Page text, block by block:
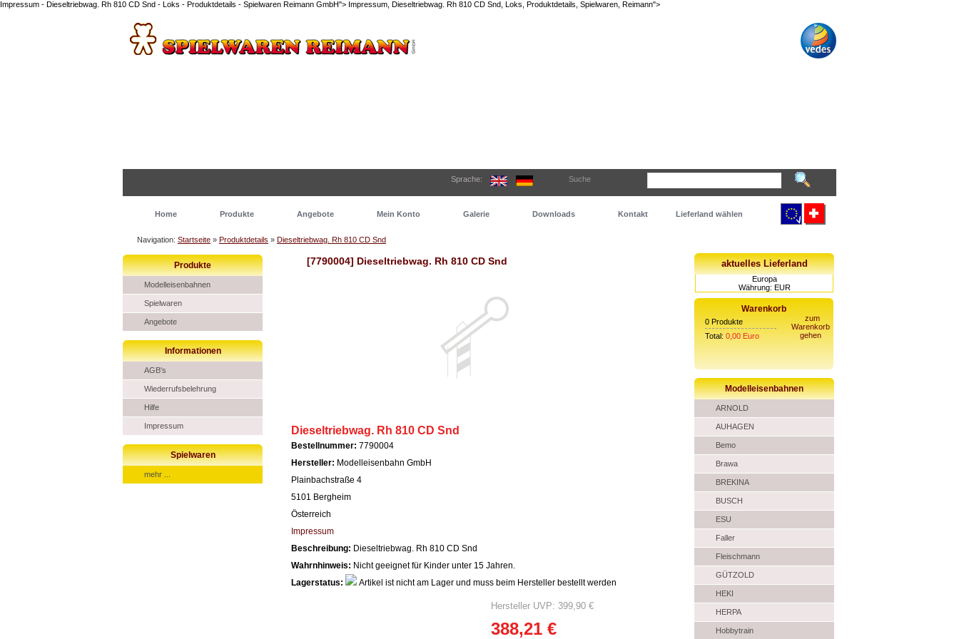
Impressum - Dieseltriebwag. Rh 810 CD Snd - Loks - Produktdetails - Spielwaren Reimann GmbH"> Impressum, Dieseltriebwag. Rh 810 CD Snd, Loks, Produktdetails, Spielwaren, Reimann">
Suche
Sprache:
Home Produkte Angebote Mein Konto Galerie Downloads Kontakt Lieferland wählen
Navigation: Startseite » Produktdetails » Dieseltriebwag. Rh 810 CD Snd
Produkte
Modelleisenbahnen
Spielwaren
Angebote
Informationen
AGB's
Wiederrufsbelehrung
Hilfe
Impressum
Spielwaren
mehr ...
[7790004] Dieseltriebwag. Rh 810 CD Snd
Dieseltriebwag. Rh 810 CD Snd
Bestellnummer: 7790004
Hersteller: Modelleisenbahn GmbH
Plainbachstraße 4
5101 Bergheim
Österreich
Impressum
Beschreibung: Dieseltriebwag. Rh 810 CD Snd
Wahrnhinweis: Nicht geeignet für Kinder unter 15 Jahren.
Lagerstatus:
Artikel ist nicht am Lager und muss beim Hersteller bestellt werden
Hersteller UVP: 399,90 €
388,21 €
aktuelles Lieferland
Europa
Währung: EUR
Warenkorb
0 Produkte
Total: 0,00 Euro
zum
Warenkorb
gehen
Modelleisenbahnen
ARNOLD
AUHAGEN
Bemo
Brawa
BREKINA
BUSCH
ESU
Faller
Fleischmann
GÜTZOLD
HEKI
HERPA
Hobbytrain